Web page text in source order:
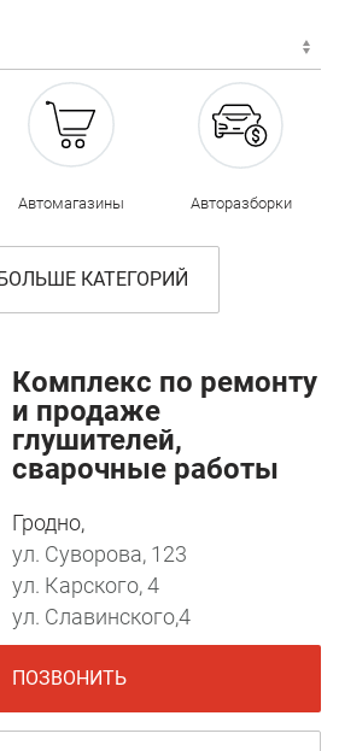
Автомагазины Авторазборки
КАТЕГОРИЙ
Комплекс по ремонту
и продаже
глушителей,
сварочные работы
Гродно,
ул. Суворова, 123
ул. Карского, 4
ул. Славинского,4
ПОЗВОНИТЬ